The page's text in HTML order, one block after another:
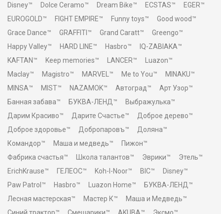
Disney™
Dolce Ceramo™ Dream Bike™ ECSTAS™
EGER™
EUROGOLD™
FIGHT EMPIRE™ Funny toys™
Good wood™
Grace Dance™
GRAFFITI™ Grand Caratt™
Greengo™
Happy Valley™
HARD LINE™ Hasbro™
IQ-ZABIAKA™
KAFTAN™
Keep memories™ LANCER™
Luazon™
Maclay™
Magistro™ MARVEL™ Me to You™
MINAKU™
MINSA™
MIST™ NAZAMOK™ Автоград™
Арт Узор™
Банная забава™
БУКВА-ЛЕНД™
Выбражулька™
Дарим Красиво™
Дарите Счастье™
Доброе дерево™
Доброе здоровье™
Добропаровъ™
Доляна™
Командор™
Маша и медведь™
Пижон™
Фабрика счастья™
Школа талантов™ Эврики™
Этель™
ErichKrause™
ГЕЛЕОС™ Koh-I-Noor™ BIC™
Disney™
Paw Patrol™
Hasbro™ Luazon Home™
БУКВА-ЛЕНД™
Лесная мастерская™
Мастер К™
Маша и Медведь™
Синий трактор™
Смешарики™ AKUBA™
Эксмо™